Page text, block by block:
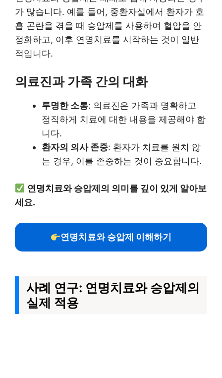
가 많습니다. 예를 들어, 중환자실에서 환자가 호
흡 곤란을 겪을 때 승압제를 사용하여 혈압을 안
정화하고, 이후 연명치료를 시작하는 것이 일반
적입니다.
의료진과 가족 간의 대화
투명한 소통: 의료진은 가족과 명확하고
정직하게 치료에 대한 내용을 제공해야 합
니다.
환자의 의사 존중: 환자가 치료를 원치 않
는 경우, 이를 존중하는 것이 중요합니다.
연명치료와 승압제의 의미를 깊이 있게 알아보
세요.
연명치료와 승압제 이해하기
사례 연구: 연명치료와 승압제의
실제 적용